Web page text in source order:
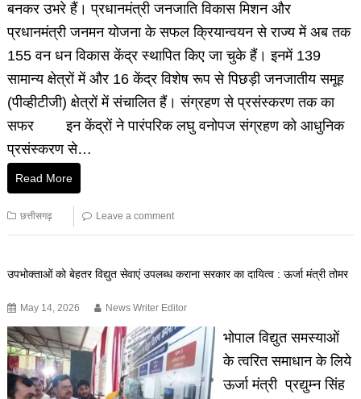
बनकर उभरे हैं। प्रधानमंत्री जनजाति विकास मिशन और
प्रधानमंत्री जनमन योजना के सफल क्रियान्वयन से राज्य में अब तक
155 वन धन विकास केंद्र स्थापित किए जा चुके हैं। इनमें 139
सामान्य क्षेत्रों में और 16 केंद्र विशेष रूप से पिछड़ी जनजातीय समूह
(पीव्हीटीजी) क्षेत्रों में संचालित हैं। संग्रहण से प्रसंस्करण तक का
सफर इन केंद्रों ने पारंपरिक लघु वनोपज संग्रहण को आधुनिक
प्रसंस्करण से…
Read More
छत्तीसगढ़ Leave a comment
उपभोक्ताओं को बेहतर विद्युत सेवाएं उपलब्ध कराना सरकार का दायित्व : ऊर्जा मंत्री तोमर
May 14, 2026 News Writer Editor
भोपाल विद्युत समस्याओं
के त्वरित समाधान के लिये
ऊर्जा मंत्री प्रद्युम्न सिंह